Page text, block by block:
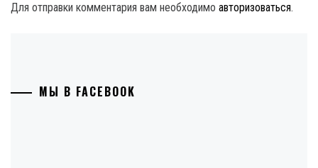
Для отправки комментария вам необходимо авторизоваться.
МЫ В FACEBOOK